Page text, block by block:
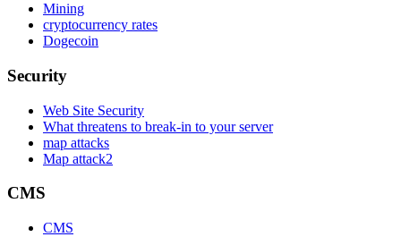
Mining
cryptocurrency rates
Dogecoin
Security
Web Site Security
What threatens to break-in to your server
map attacks
Map attack2
CMS
CMS